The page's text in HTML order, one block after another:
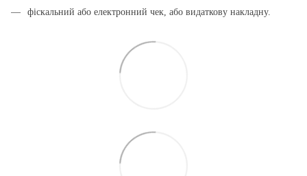
фіскальний або електронний чек, або видаткову накладну.